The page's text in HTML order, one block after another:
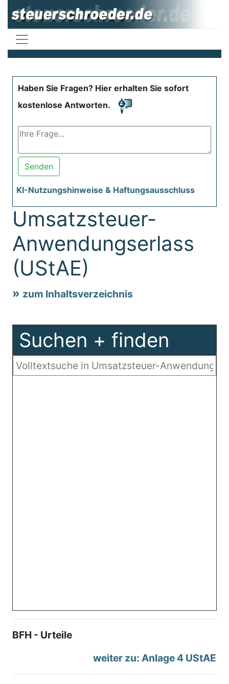
Haben Sie Fragen? Hier erhalten Sie sofort
kostenlose Antworten.
Senden
KI-Nutzungshinweise & Haftungsausschluss
Umsatzsteuer-
Anwendungserlass
(UStAE)
zum Inhaltsverzeichnis
Suchen + finden
BFH - Urteile
weiter zu: Anlage 4 UStAE